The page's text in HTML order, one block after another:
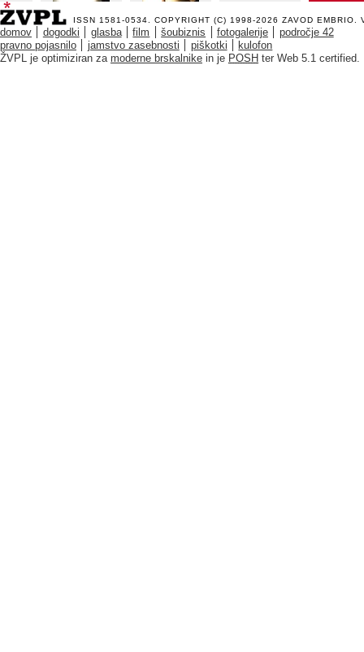
ISSN 1581-0534. COPYRIGHT (C) 1998-2026 ZAVOD EMBRIO .
domov dogodki glasba film šoubiznis fotogalerije
področje 42
pravno pojasnilo
jamstvo zasebnosti piškotki
kulofon
ŽVPL je optimiziran za moderne brskalnike in je POSH ter Web 5.1 certified.